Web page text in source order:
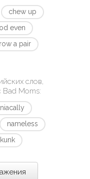
chew up
even
a pair
слов,
Bad Moms:
nameless